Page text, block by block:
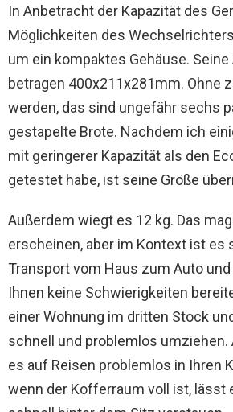
In Anbetracht der Kapazität des
Möglichkeiten des
um ein kompaktes Gehäuse.
betragen 400x211x281mm. Ohne
werden, das sind ungefähr sechs
gestapelte Brote. Nachdem ich
mit geringerer Kapazität als den
getestet habe, ist seine Größe
Außerdem wiegt es 12 kg. Das
erscheinen, aber im Kontext ist es
Transport vom Haus zum Auto
Ihnen keine Schwierigkeiten
einer Wohnung im dritten Stock
schnell und problemlos
es auf Reisen problemlos in Ihren
wenn der Kofferraum voll ist, lässt